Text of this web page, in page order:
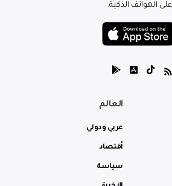
الهواتف الذكية.
العالم
عربي ودولي
أقتصاد
سياسة